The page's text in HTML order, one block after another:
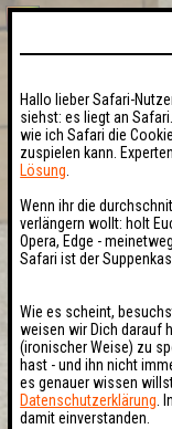
Hallo lieber Safari-
siehst: es liegt an
wie ich Safari die
zuspielen kann.
Lösung
Wenn ihr die
verlängern wollt: holt
Opera, Edge -
Safari ist der
Wie es scheint,
weisen wir Dich darauf
(ironischer Weise) zu
hast - und ihn nicht
es genauer wissen
Datenschutzerklärung .
damit einverstanden.